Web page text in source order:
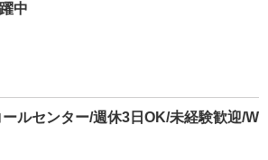
中
ルセンター/週休3日OK/未経験歓迎/W